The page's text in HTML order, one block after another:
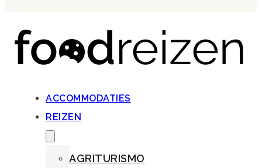
ACCOMMODATIES
REIZEN
AGRITURISMO